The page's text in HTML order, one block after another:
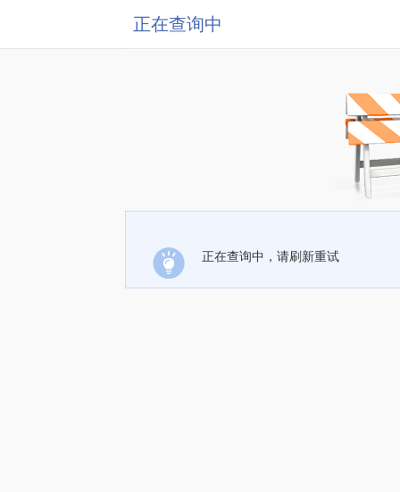
正在查询中
正在查询中，请刷新重试